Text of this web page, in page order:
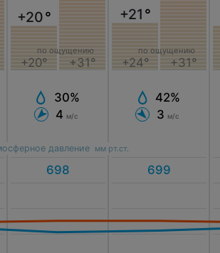
+20°
+20° +31°
по ощущению
30%
4 м/с
+21 °
+24° +31°
по ощущению
42%
3 м/с
давление мм рт.ст.